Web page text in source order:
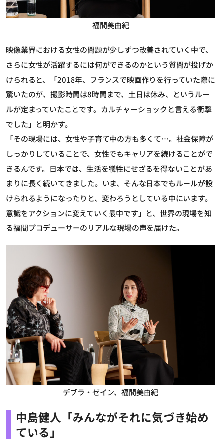
福間美由紀
映像業界における女性の問題が少しずつ改善されていく中で、
さらに女性が活躍するには何ができるのかという質問が投げか
けられると、「2018年、フランスで映画作りを行っていた際に
驚いたのが、撮影時間は8時間まで、土日は休み、というルー
ルが定まっていたことです。カルチャーショックと言える衝撃
でした」と明かす。
「その現場には、女性や子育て中の方も多くて…。社会保障が
しっかりしていることで、女性でもキャリアを続けることがで
きるんです。日本では、生活を犠牲にせざるを得ないことがあ
まりに長く続いてきました。いま、そんな日本でもルールが設
けられるようになったりと、変わろうとしている中にいます。
意識をアクションに変えていく最中です」と、世界の現場を知
る福間プロデューサーのリアルな現場の声を届けた。
デブラ・ゼイン、福間美由紀
中島健人「みんながそれに気づき始め
ている」